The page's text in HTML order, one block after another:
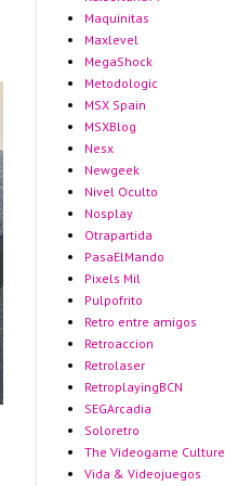
Maquinitas
Maxlevel
MegaShock
Metodologic
MSX Spain
MSXBlog
Nesx
Newgeek
Nivel Oculto
Nosplay
Otrapartida
PasaElMando
Pixels Mil
Pulpofrito
Retro entre amigos
Retroaccion
Retrolaser
RetroplayingBCN
SEGArcadia
Soloretro
The Videogame Culture
Vida & Videojuegos